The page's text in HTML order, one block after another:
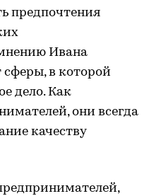
предпочтения
Ивана
сферы, в которой
дело. Как
они всегда
качеству